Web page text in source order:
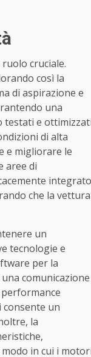
cruciale.
così la
di aspirazione e
una
testati e
di alta
e migliorare le
aree di
integrato
che la vettura
un
tecnologie e
per la
comunicazione
consente un
la
in cui i